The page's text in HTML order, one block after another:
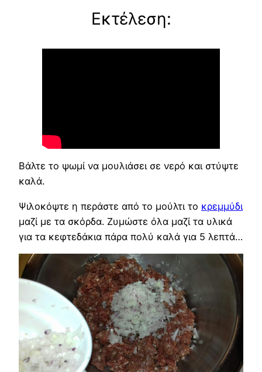
Εκτέλεση:
Βάλτε το ψωμί να μουλιάσει σε νερό και στύψτε
καλά.
Ψιλοκόψτε η περάστε από το μούλτι το κρεμμύδι
μαζί με τα σκόρδα. Ζυμώστε όλα μαζί τα υλικά
για τα κεφτεδάκια πάρα πολύ καλά για 5 λεπτά…